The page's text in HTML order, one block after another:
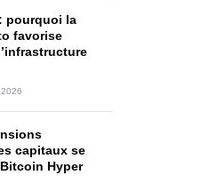
pourquoi la
favorise
capitaux se
Hyper